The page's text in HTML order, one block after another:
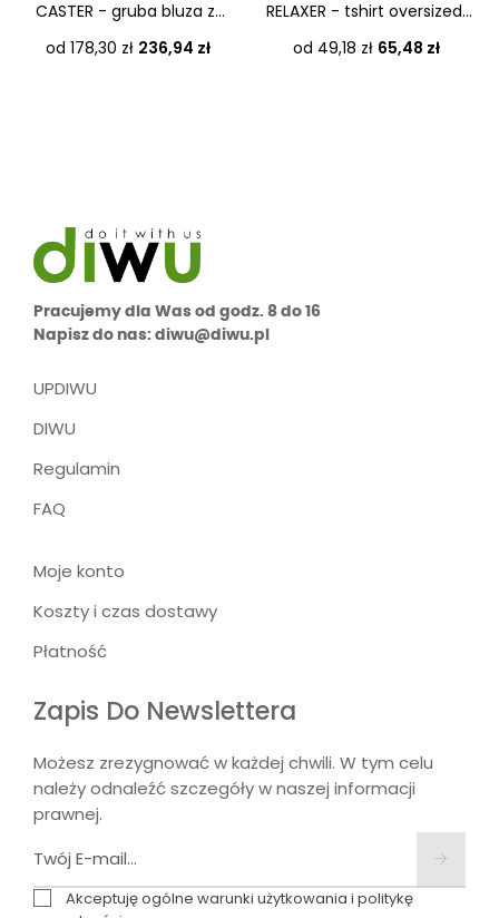
CASTER - gruba bluza z...
od 178,30 zł Cena
236,94 zł
RELAXER - tshirt oversized...
od 49,18 zł Cena
65,48 zł
Pracujemy dla Was od godz. 8 do 16
Napisz do nas: diwu@diwu.pl
UPDIWU
DIWU
Regulamin
FAQ
Moje konto
Koszty i czas dostawy
Płatność
Zapis Do Newslettera
Możesz zrezygnować w każdej chwili. W tym celu
należy odnaleźć szczegóły w naszej informacji
prawnej.
Akceptuję ogólne warunki użytkowania i politykę